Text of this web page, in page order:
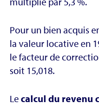
Pour un bien acquis
la valeur locative en
le facteur de
soit 15,018.
Lecalcul du revenu